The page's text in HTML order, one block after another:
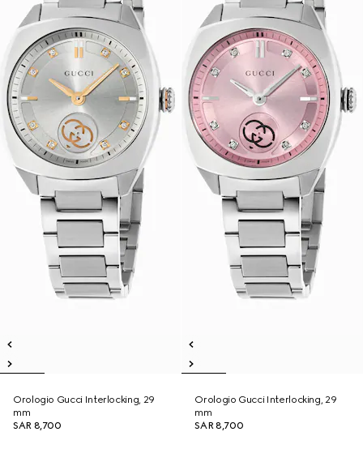
Orologio Gucci Interlocking, 29
mm
SAR 8,700
Orologio Gucci Interlocking, 29
mm
SAR 8,700